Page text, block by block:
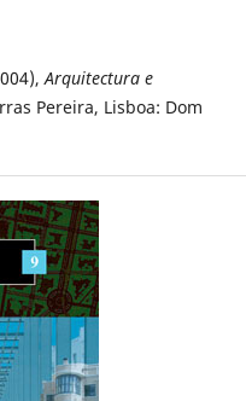
Arquitectura e
Pereira, Lisboa: Dom